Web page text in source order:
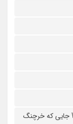
دانلود فیلم Where the Crawdads Sing 2022 جایی که خرچنگ